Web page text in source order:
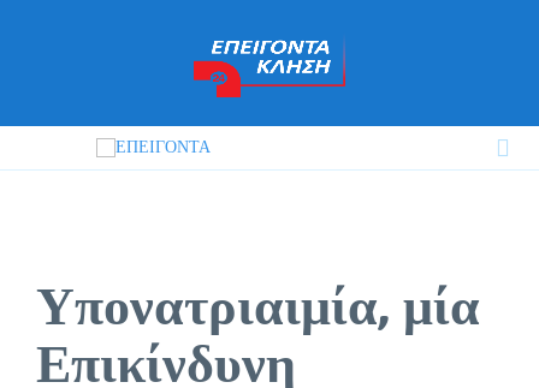

Υπονατριαιμία, μία
Επικίνδυνη